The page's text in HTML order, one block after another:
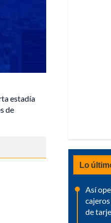
estadía
de
Lo
Así
de